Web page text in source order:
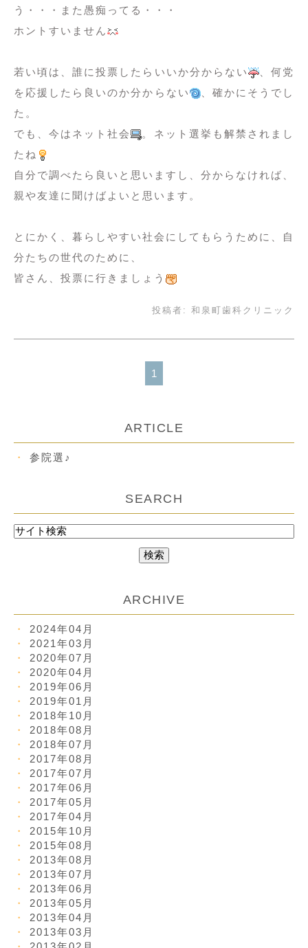
う・・・また愚痴ってる・・・
ホントすいません
若い頃は、誰に投票したらいいか分からない
、何党
を応援したら良いのか分からない
、確かにそうでし
た。
でも、今はネット社会
。ネット選挙も解禁されまし
たね
自分で調べたら良いと思いますし、分からなければ、
親や友達に聞けばよいと思います。
とにかく、暮らしやすい社会にしてもらうために、自
分たちの世代のために、
皆さん、投票に行きましょう
投稿者: 和泉町歯科クリニック
1
ARTICLE
参院選♪
SEARCH
ARCHIVE
2024年04月
2021年03月
2020年07月
2020年04月
2019年06月
2019年01月
2018年10月
2018年08月
2018年07月
2017年08月
2017年07月
2017年06月
2017年05月
2017年04月
2015年10月
2015年08月
2013年08月
2013年07月
2013年06月
2013年05月
2013年04月
2013年03月